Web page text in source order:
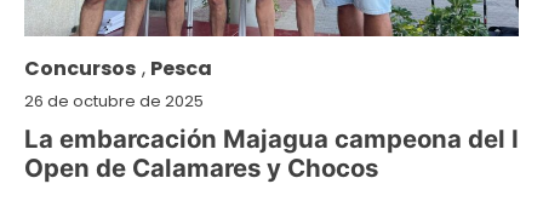
Concursos , Pesca
26 de octubre de 2025
La embarcación Majagua campeona del I
Open de Calamares y Chocos